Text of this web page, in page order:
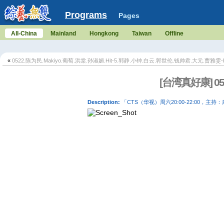
Programs Pages
All-China Mainland Hongkong Taiwan Offline
« 0522.陈为民.Makiyo.葡萄.洪棠.孙淑媚.Hit-5.郭静.小钟.白云.郭世伦.钱帅君.大元.曹雅雯-
[台湾真好康]
Description: 「CTS（华视）周六20:00-22:00，主持